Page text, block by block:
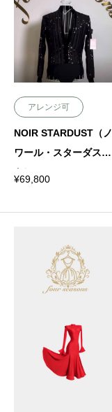
アレンジ可
NOIR STARDUST（ノ
ワール・スターダス
ト）
¥69,800